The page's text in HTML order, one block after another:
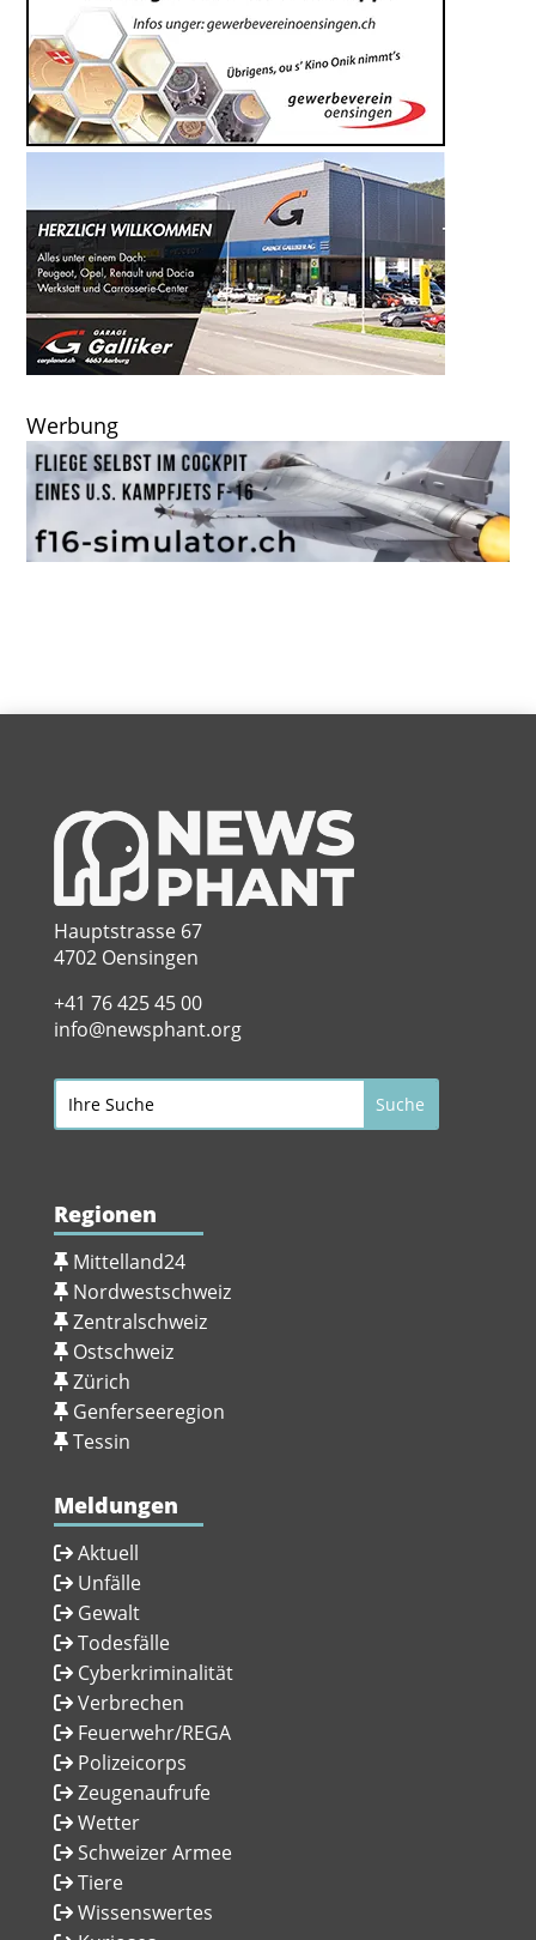
Werbung
Hauptstrasse 67
4702 Oensingen
+41 76 425 45 00
info@newsphant.org
Regionen
Mittelland24
Nordwestschweiz
Zentralschweiz
Ostschweiz
Zürich
Genferseeregion
Tessin
Meldungen
Aktuell
Unfälle
Gewalt
Todesfälle
Cyberkriminalität
Verbrechen
Feuerwehr/REGA
Polizeicorps
Zeugenaufrufe
Wetter
Schweizer Armee
Tiere
Wissenswertes